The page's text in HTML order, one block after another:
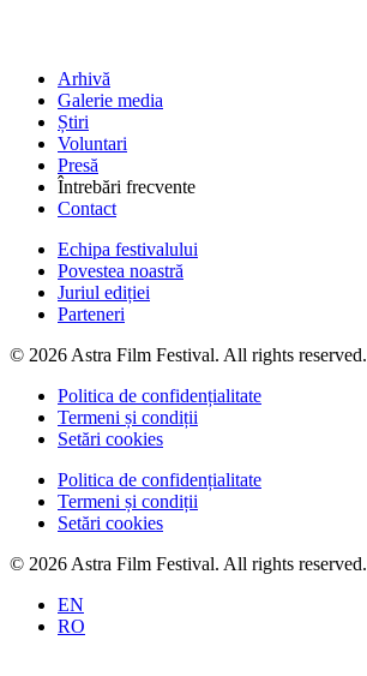
Arhivă
Galerie media
Știri
Voluntari
Presă
Întrebări frecvente
Contact
Echipa festivalului
Povestea noastră
Juriul ediției
Parteneri
© 2026 Astra Film Festival. All rights reserved.
Politica de confidențialitate
Termeni și condiții
Setări cookies
Politica de confidențialitate
Termeni și condiții
Setări cookies
© 2026 Astra Film Festival. All rights reserved.
EN
RO